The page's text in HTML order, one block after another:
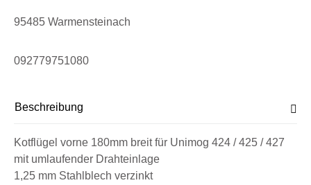
95485 Warmensteinach
092779751080
Beschreibung
Kotflügel vorne 180mm breit für Unimog 424 / 425 / 427
mit umlaufender Drahteinlage
1,25 mm Stahlblech verzinkt